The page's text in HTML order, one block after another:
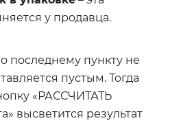
у продавца.
последнему пункту не
пустым. Тогда
«РАССЧИТАТЬ
высветится результат